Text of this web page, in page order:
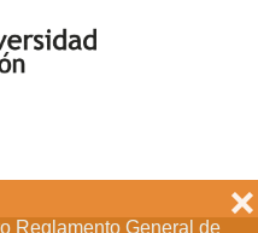
Reglamento General de
❌